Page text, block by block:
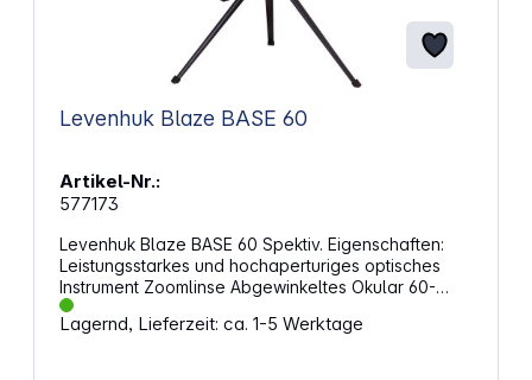
Levenhuk Blaze BASE 60
Artikel-Nr.:
577173
Levenhuk Blaze BASE 60 Spektiv. Eigenschaften:
Leistungsstarkes und hochaperturiges optisches
Instrument Zoomlinse Abgewinkeltes Okular 60-
fache Vergrößerung zum Studieren weit entfernter
Objekte Hochaperturige Objektivlinse ermöglicht
Lagernd, Lieferzeit: ca. 1-5 Werktage